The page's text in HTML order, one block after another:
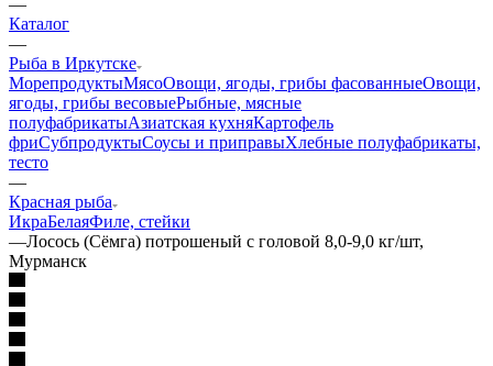
Каталог
—
Рыба в Иркутске
МорепродуктыМясоОвощи, ягоды, грибы фасованныеОвощи,
ягоды, грибы весовыеРыбные, мясные
полуфабрикатыАзиатская кухняКартофель
фриСубпродуктыСоусы и приправыХлебные полуфабрикаты,
тесто
—
Красная рыба
ИкраБелаяФиле, стейки
—Лосось (Сёмга) потрошеный с головой 8,0-9,0 кг/шт,
Мурманск